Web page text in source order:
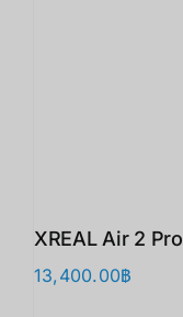
XREAL Air 2 Pro
13,400.00฿